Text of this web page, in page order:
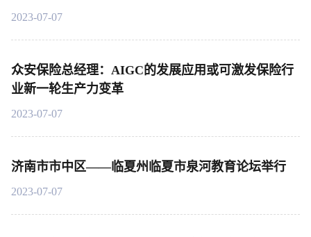
2023-07-07
众安保险总经理：AIGC的发展应用或可激发保险行
业新一轮生产力变革
2023-07-07
济南市市中区——临夏州临夏市泉河教育论坛举行
2023-07-07